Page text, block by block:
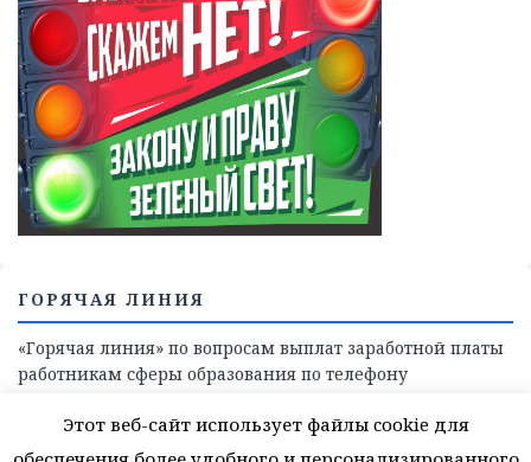
ГОРЯЧАЯ ЛИНИЯ
«Горячая линия» по вопросам выплат заработной платы
работникам сферы образования по телефону
Этот веб-сайт использует файлы cookie для